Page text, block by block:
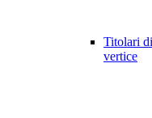
Titolari
vertice